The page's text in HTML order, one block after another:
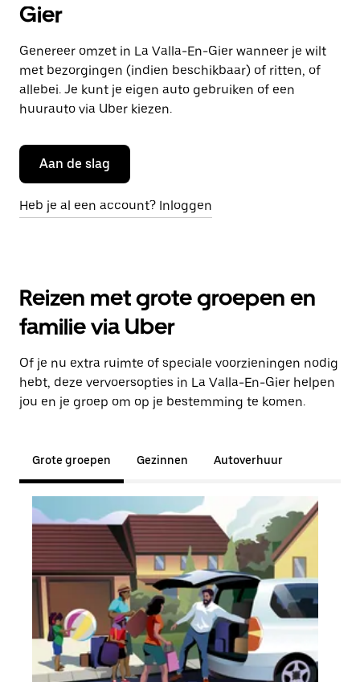
Gier
Genereer omzet in La Valla-En-Gier wanneer je wilt
met bezorgingen (indien beschikbaar) of ritten, of
allebei. Je kunt je eigen auto gebruiken of een
huurauto via Uber kiezen.
Aan de slag
Heb je al een account? Inloggen
Reizen met grote groepen en
familie via Uber
Of je nu extra ruimte of speciale voorzieningen nodig
hebt, deze vervoersopties in La Valla-En-Gier helpen
jou en je groep om op je bestemming te komen.
Grote groepen Gezinnen Autoverhuur